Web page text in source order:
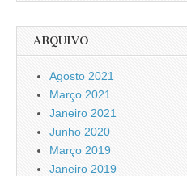
ARQUIVO
Agosto 2021
Março 2021
Janeiro 2021
Junho 2020
Março 2019
Janeiro 2019